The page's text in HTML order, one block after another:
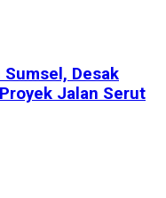
Desak
Jalan Serut